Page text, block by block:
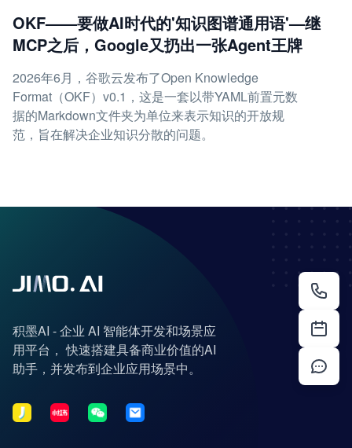
OKF——要做AI时代的'知识图谱通用语'—继
MCP之后，Google又扔出一张Agent王牌
2026年6月，谷歌云发布了Open Knowledge
Format（OKF）v0.1，这是一套以带YAML前置元数
据的Markdown文件夹为单位来表示知识的开放规
范，旨在解决企业知识分散的问题。
积墨AI - 企业 AI 智能体开发和场景应
用平台， 快速搭建具备商业价值的AI
助手，并发布到企业应用场景中。